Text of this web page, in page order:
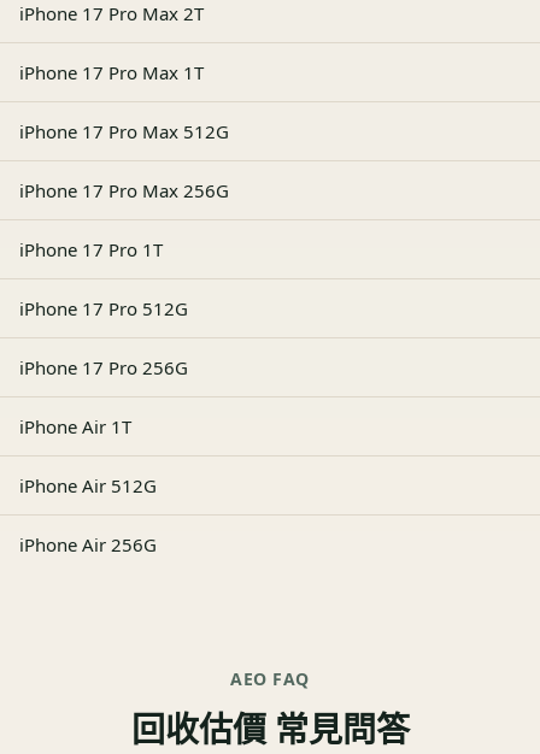
iPhone 17 Pro Max 2T
iPhone 17 Pro Max 1T
iPhone 17 Pro Max 512G
iPhone 17 Pro Max 256G
iPhone 17 Pro 1T
iPhone 17 Pro 512G
iPhone 17 Pro 256G
iPhone Air 1T
iPhone Air 512G
iPhone Air 256G
AEO FAQ
回收估價 常見問答